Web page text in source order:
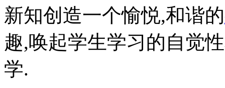
新知创造一个愉悦,和谐的
趣,唤起学生学习的自觉
学.